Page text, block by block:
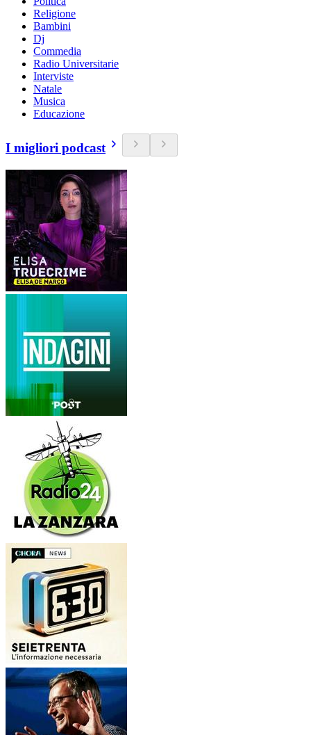
Religione
Bambini
Dj
Commedia
Radio Universitarie
Interviste
Natale
Musica
Educazione
I migliori podcast